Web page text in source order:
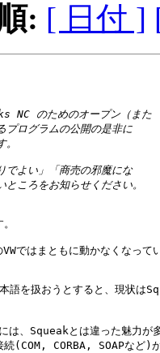
: [ 日付 ]
を扱おうとすると、現状は
、Squeakとは違った魅力が
続(COM, CORBA, SOAPなど)